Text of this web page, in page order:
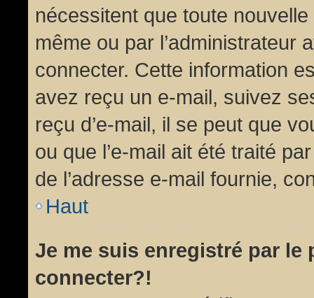
nécessitent que toute
même ou par l’administrateur
connecter. Cette information
avez reçu un e-mail, suivez
reçu d’e-mail, il se peut que
ou que l’e-mail ait été traité
de l’adresse e-mail fournie,
Haut
Je me suis enregistré par le
connecter?!